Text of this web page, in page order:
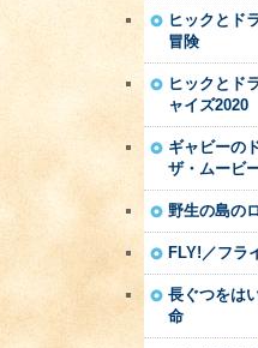
ヒックとド
冒険
ヒックとド
ャイズ2020
ギャビーの
ザ・ムービ
野生の島の
FLY!／フラ
長ぐつをは
命